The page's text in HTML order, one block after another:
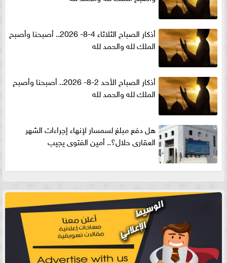
أذكار الصباح الثلاثاء 4-8- 2026.. أصبحنا وأصبح
الملك لله والحمد لله
أذكار الصباح الأحد 2-8- 2026.. أصبحنا وأصبح
الملك لله والحمد لله
هل دفع مبلغ لسمسار لإنهاء إجراءات الشهر
العقارى حلال؟.. أمين الفتوى يجيب